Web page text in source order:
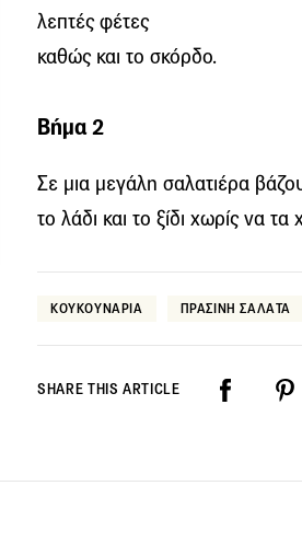
λεπτές φέτες
καθώς και το σκόρδο.
Βήμα 2
Σε μια μεγάλη σαλατιέρα
το λάδι και το ξίδι χωρίς να
ΚΟΥΚΟΥΝΑΡΙΑ ΠΡΑΣΙΝΗ ΣΑΛΑΤΑ
SHARE THIS ARTICLE